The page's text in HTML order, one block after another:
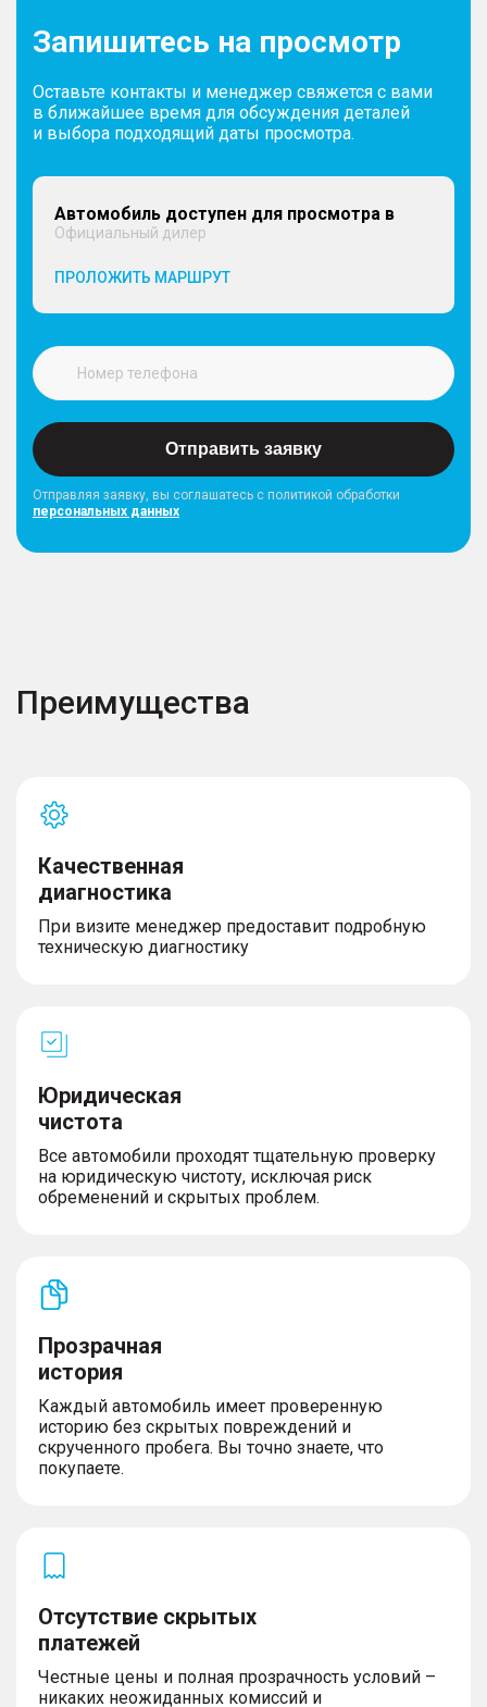
Запишитесь на просмотр
Оставьте контакты и менеджер свяжется с вами
в ближайшее время для обсуждения деталей
и выбора подходящий даты просмотра.
Автомобиль доступен для просмотра в
Официальный дилер
ПРОЛОЖИТЬ МАРШРУТ
Отправить заявку
Отправляя заявку, вы соглашатесь с политикой обработки
персональных данных
Преимущества
Качественная
диагностика
При визите менеджер предоставит подробную
техническую диагностику
Юридическая
чистота
Все автомобили проходят тщательную проверку
на юридическую чистоту, исключая риск
обременений и скрытых проблем.
Прозрачная
история
Каждый автомобиль имеет проверенную
историю без скрытых повреждений и
скрученного пробега. Вы точно знаете, что
покупаете.
Отсутствие скрытых
платежей
Честные цены и полная прозрачность условий –
никаких неожиданных комиссий и